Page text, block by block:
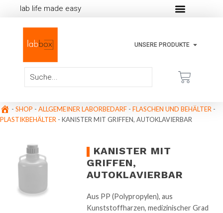
lab life made easy
UNSERE PRODUKTE
- SHOP - ALLGEMEINER LABORBEDARF - FLASCHEN UND BEHÄLTER -
PLASTIKBEHÄLTER - KANISTER MIT GRIFFEN, AUTOKLAVIERBAR
KANISTER MIT
GRIFFEN,
AUTOKLAVIERBAR
Aus PP (Polypropylen), aus
Kunststoffharzen, medizinischer Grad